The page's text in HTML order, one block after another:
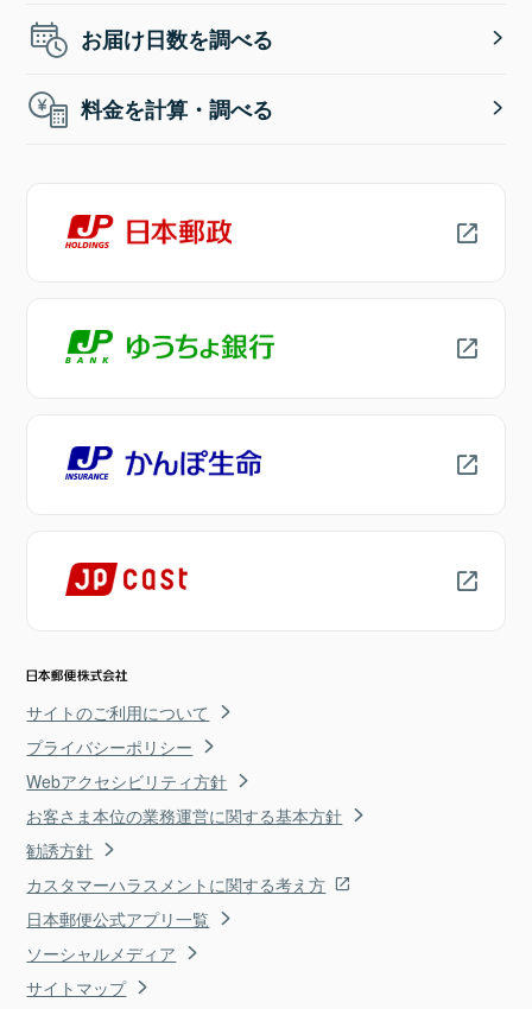
お届け日数を調べる
料金を計算・調べる
サイトのご利用について
プライバシーポリシー
Webアクセシビリティ方針
お客さま本位の業務運営に関する基本方針
勧誘方針
カスタマーハラスメントに関する考え方
日本郵便公式アプリ一覧
ソーシャルメディア
サイトマップ